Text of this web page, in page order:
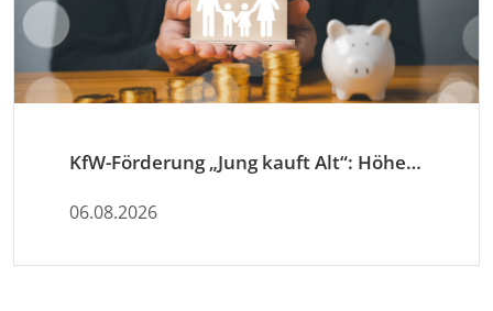
KfW-Förderung „Jung kauft Alt“: Höhere Kredite ab August 2026
06.08.2026